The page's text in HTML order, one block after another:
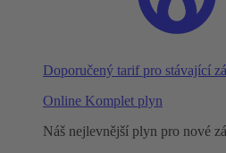
Doporučený tarif pro stávající
Online Komplet plyn
Náš nejlevnější plyn pro nové